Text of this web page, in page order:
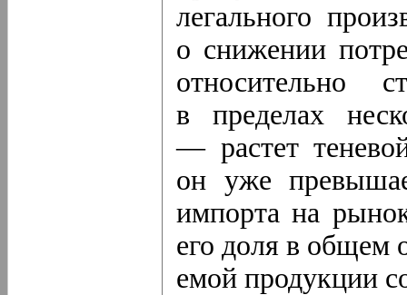
легального
о снижении
относительно
в пределах
— растет
он уже
импорта на
его доля в общем
емой продукции